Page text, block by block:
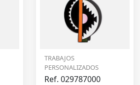
TRABAJOS
PERSONALIZADOS
Ref. 029787000